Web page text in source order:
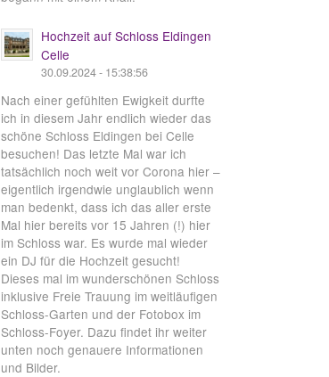
Hochzeit auf Schloss Eldingen
Celle
30.09.2024 - 15:38:56
Nach einer gefühlten Ewigkeit durfte
ich in diesem Jahr endlich wieder das
schöne Schloss Eldingen bei Celle
besuchen! Das letzte Mal war ich
tatsächlich noch weit vor Corona hier –
eigentlich irgendwie unglaublich wenn
man bedenkt, dass ich das aller erste
Mal hier bereits vor 15 Jahren (!) hier
im Schloss war. Es wurde mal wieder
ein DJ für die Hochzeit gesucht!
Dieses mal im wunderschönen Schloss
inklusive Freie Trauung im weitläufigen
Schloss-Garten und der Fotobox im
Schloss-Foyer. Dazu findet ihr weiter
unten noch genauere Informationen
und Bilder.